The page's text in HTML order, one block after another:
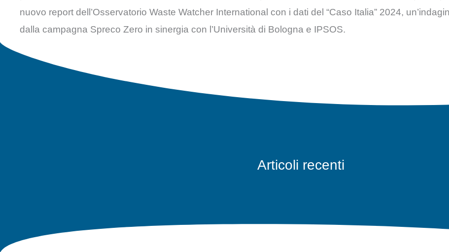
nuovo report dell’Osservatorio Waste Watcher International con i dati del “Caso Italia” 2024,
dalla campagna Spreco Zero in sinergia con l’Università di Bologna e IPSOS.
Articoli recenti